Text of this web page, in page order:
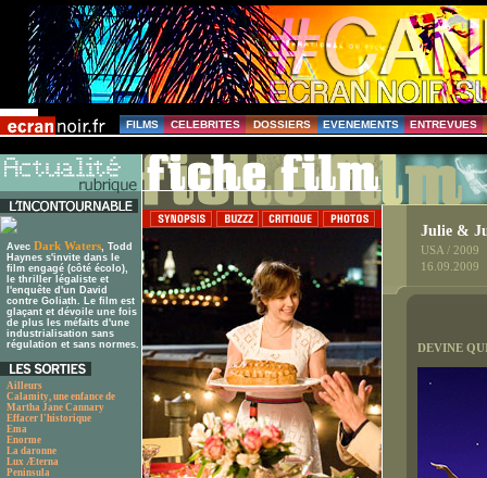
FILMS CELEBRITES DOSSIERS EVENEMENTS ENTREVUES
Avec Dark Waters, Todd
Haynes s'invite dans le
film engagé (côté écolo),
le thriller légaliste et
l'enquête d'un David
contre Goliath. Le film est
glaçant et dévoile une fois
de plus les méfaits d'une
industrialisation sans
régulation et sans normes.
Ailleurs
Calamity, une enfance de
Martha Jane Cannary
Effacer l'historique
Ema
Enorme
La daronne
Lux Æterna
Peninsula
Julie &
USA / 2009
16.09.2009
DEVINE